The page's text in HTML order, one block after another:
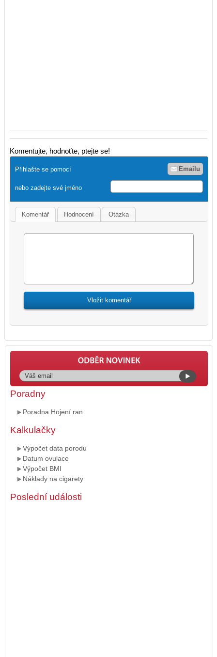
Komentujte, hodnoťte, ptejte se!
Přihlašte se pomocí Emailu
nebo zadejte své jméno
Komentář Hodnocení Otázka
Poradny
Poradna Hojení ran
Kalkulačky
Výpočet data porodu
Datum ovulace
Výpočet BMI
Náklady na cigarety
Poslední události